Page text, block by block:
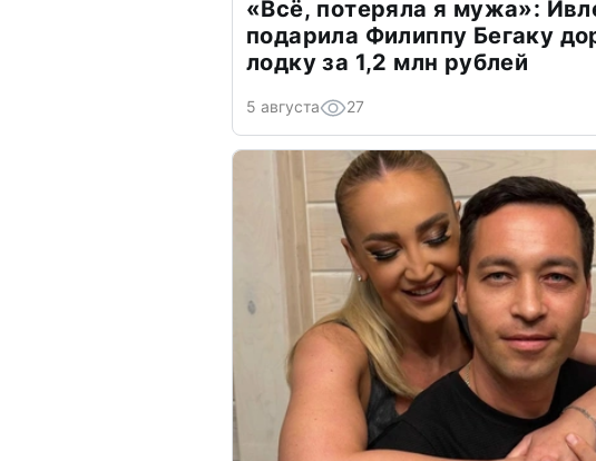
«Всё, потеряла я мужа»:
подарила Филиппу Бегаку
лодку за 1,2 млн рублей
5 августа 27